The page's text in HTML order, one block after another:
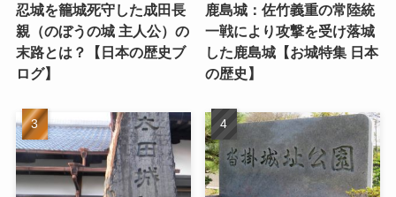
忍城を籠城死守した成田長
親（のぼうの城 主人公）の
末路とは？【日本の歴史ブ
ログ】
鹿島城：佐竹義重の常陸統
一戦により攻撃を受け落城
した鹿島城【お城特集 日本
の歴史】